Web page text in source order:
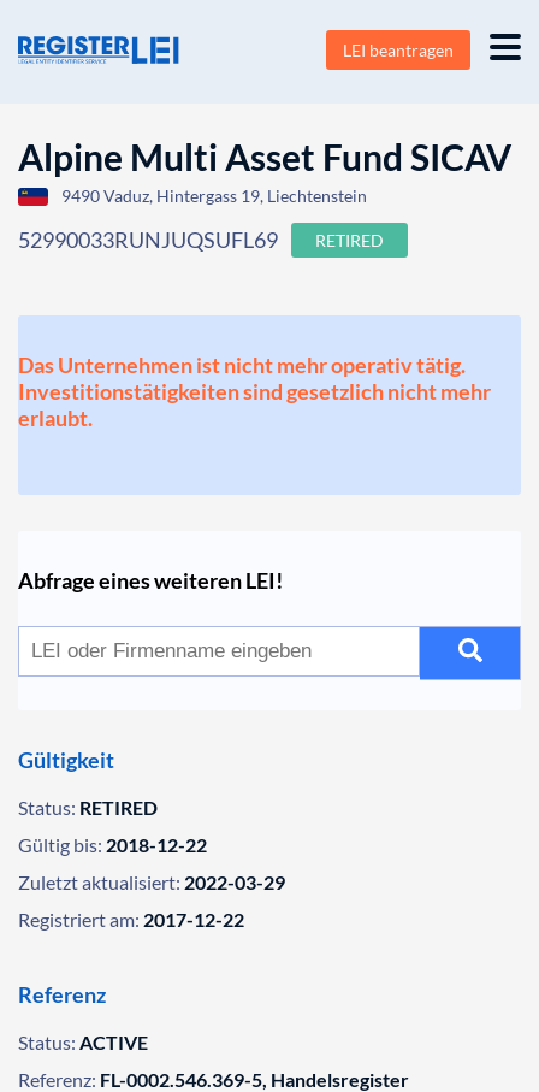
LEI beantragen
Alpine Multi Asset Fund SICAV
9490 Vaduz, Hintergass 19, Liechtenstein
52990033RUNJUQSUFL69 RETIRED
Das Unternehmen ist nicht mehr operativ tätig.
Investitionstätigkeiten sind gesetzlich nicht mehr
erlaubt.
Abfrage eines weiteren LEI!
Gültigkeit
Status: RETIRED
Gültig bis: 2018-12-22
Zuletzt aktualisiert: 2022-03-29
Registriert am: 2017-12-22
Referenz
Status: ACTIVE
Referenz: FL-0002.546.369-5, Handelsregister